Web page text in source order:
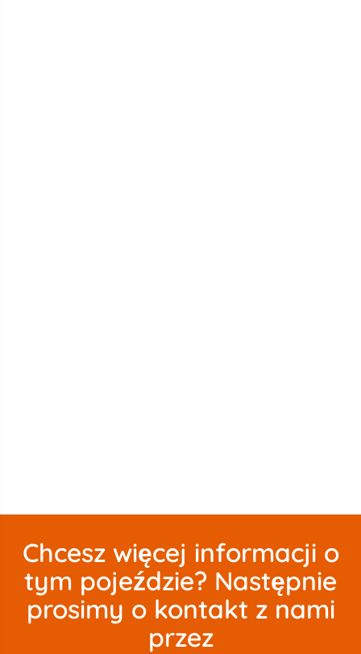
Chcesz więcej informacji o
tym pojeździe? Następnie
prosimy o kontakt z nami
przez